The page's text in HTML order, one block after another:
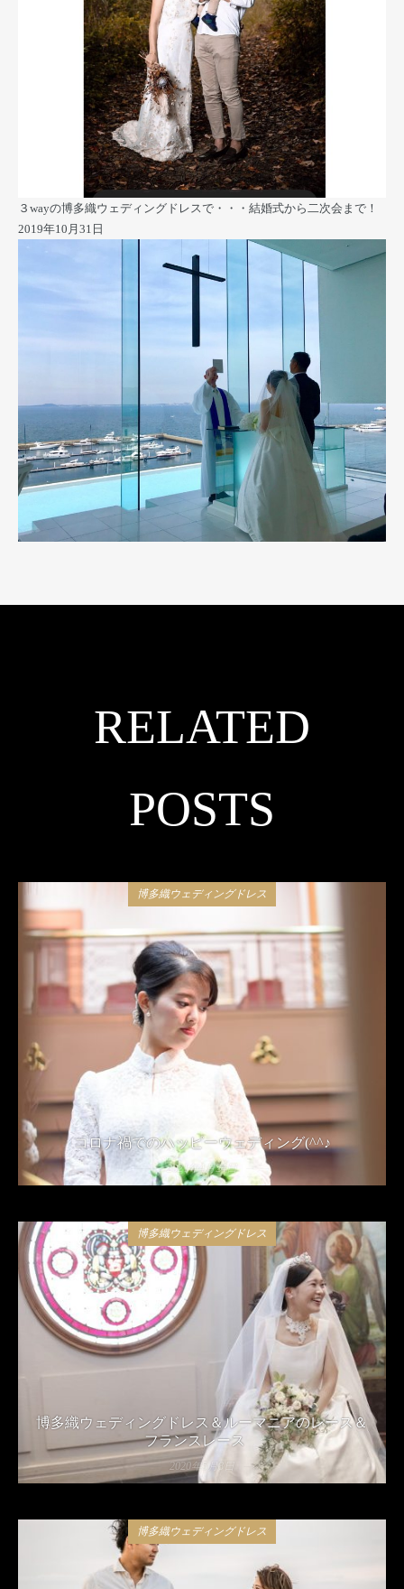
３wayの博多織ウェディングドレスで・・・結婚式から二次会まで！
2019年10月31日
RELATED
POSTS
博多織ウェディングドレス
コロナ禍でのハッピーウェディング(^^♪
2021年4月24日
博多織ウェディングドレス
博多織ウェディングドレス＆ルーマニアのレース＆
フランスレース
2020年5月8日
博多織ウェディングドレス